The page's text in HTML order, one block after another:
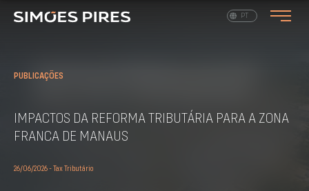
PT
PUBLICAÇÕES
IMPACTOS DA REFORMA TRIBUTÁRIA PARA A ZONA
FRANCA DE MANAUS
26/06/2026 - Tax Tributário